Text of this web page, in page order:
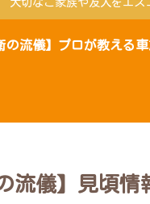
の流儀】プロが教える
流儀】見頃